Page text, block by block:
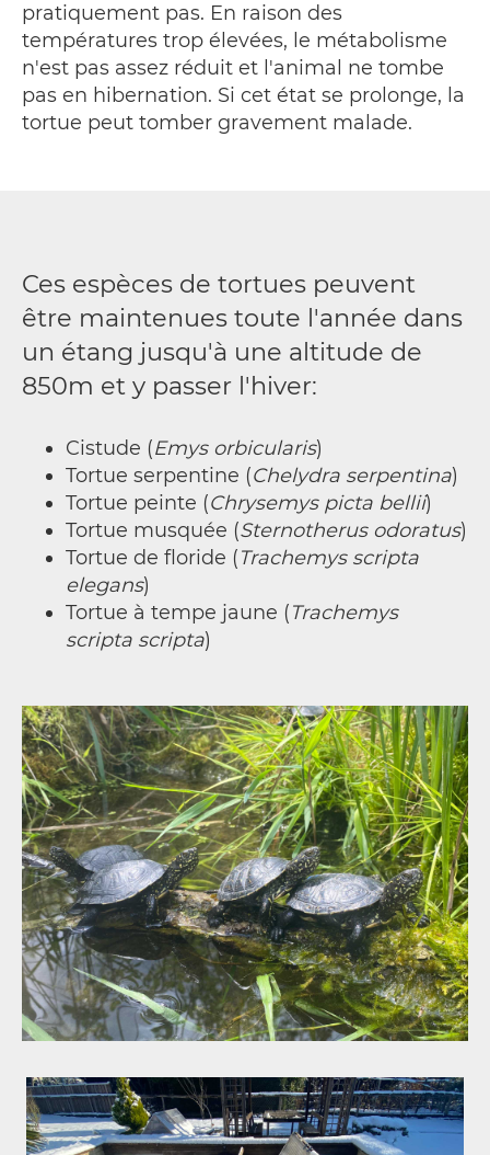
pratiquement pas. En raison des
températures trop élevées, le métabolisme
n'est pas assez réduit et l'animal ne tombe
pas en hibernation. Si cet état se prolonge, la
tortue peut tomber gravement malade.
Ces espèces de tortues peuvent
être maintenues toute l'année dans
un étang jusqu'à une altitude de
850m et y passer l'hiver:
Cistude (Emys orbicularis)
Tortue serpentine (Chelydra serpentina)
Tortue peinte (Chrysemys picta bellii)
Tortue musquée (Sternotherus odoratus)
Tortue de floride (Trachemys scripta
elegans)
Tortue à tempe jaune (Trachemys
scripta scripta)